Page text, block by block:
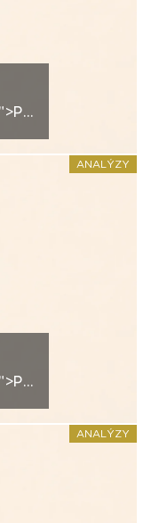
ANALÝZY
ANALÝZY